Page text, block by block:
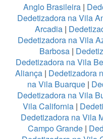
Anglo Brasileira |
Dedetizadora na Vila
Arcadia |
Dedetizadora na Vila
Barbosa |
Dedetizadora na Vila
Aliança | Dedetizadora
na Vila Buarque|
Dedetizadora na Vila
Vila California |
Dedetizadora na Vila
Campo Grande|